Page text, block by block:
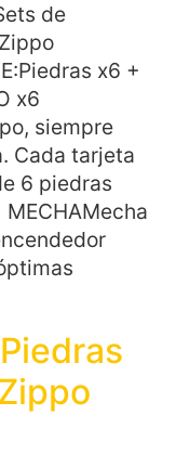
de
x6 +
x6
siempre
Cada tarjeta
6 piedras
MECHAMecha